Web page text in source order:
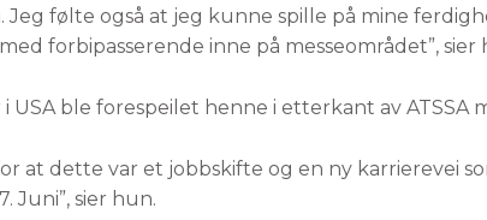
følte også at jeg kunne spille på mine
forbipasserende inne på messeområdet”, sier
ble forespeilet henne i etterkant av ATSSA
at dette var et jobbskifte og en ny karrierevei
Juni”, sier hun.